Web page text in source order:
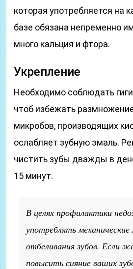
которая употребляется на
базе обязана непременно
много кальция и фтора.
Укрепление
Необходимо соблюдать
чтоб избежать
микробов, производящих
ослабляет зубную эмаль.
чистить зубы дважды в
15 минут.
В целях профилактики
употреблять механические
отбеливания зубов. Если
повысить сияние ваших